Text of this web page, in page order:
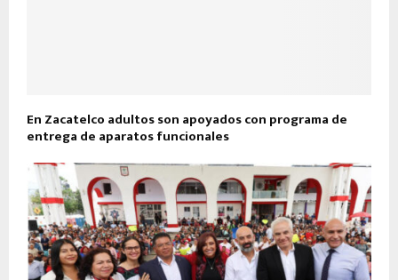
En Zacatelco adultos son apoyados con programa de
entrega de aparatos funcionales